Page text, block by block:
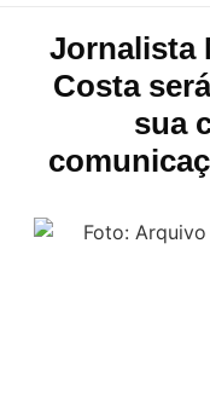
Jornalista
Costa
sua